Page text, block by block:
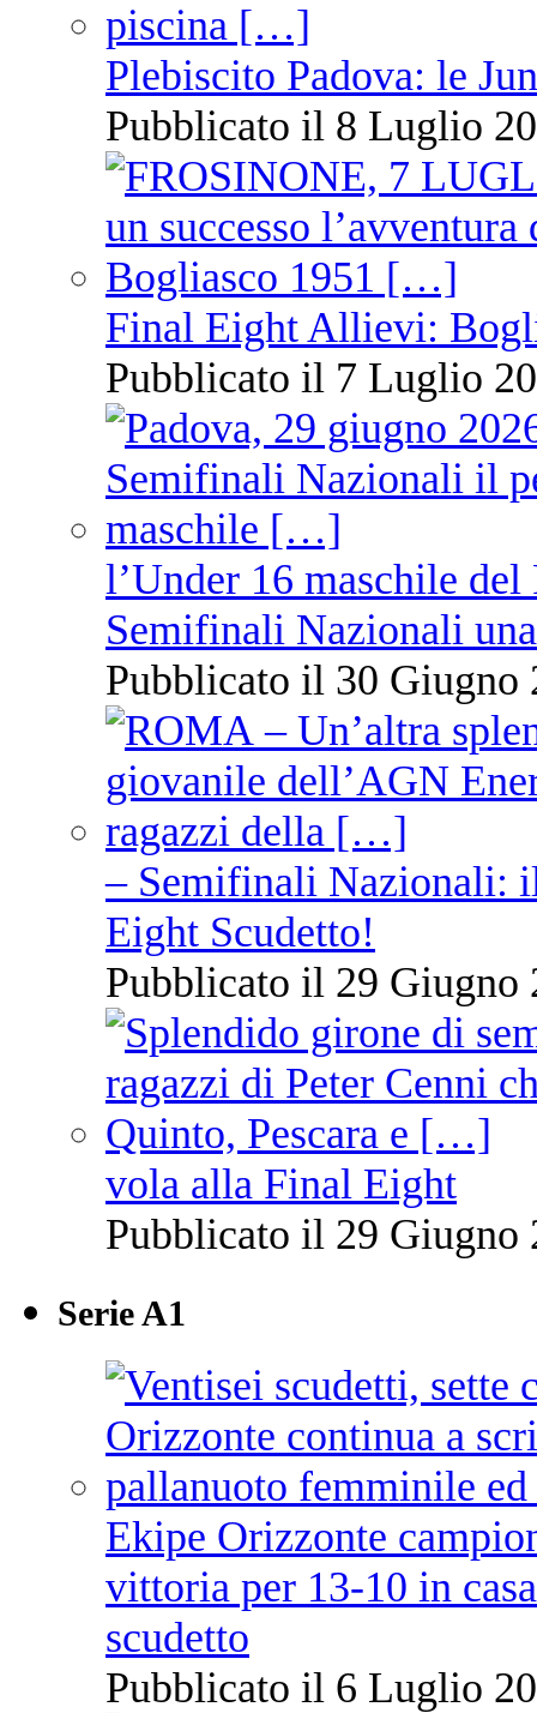
Plebiscito Padova: le
Pubblicato il 8 Luglio
Final Eight Allievi:
Pubblicato il 7 Luglio
l’Under 16 maschile
Semifinali Nazionali
Pubblicato il 30 Giugno
– Semifinali Nazionali:
Eight Scudetto!
Pubblicato il 29 Giugno
vola alla Final Eight
Pubblicato il 29 Giugno
Serie A1
Ekipe Orizzonte
vittoria per 13-10 in
scudetto
Pubblicato il 6 Luglio